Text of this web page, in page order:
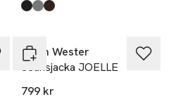
Produkten finns i färgerna:
Black,
Grey/White Pinstripe
Mole',
Carin Wester
Jeansjacka JOELLE
799 kr